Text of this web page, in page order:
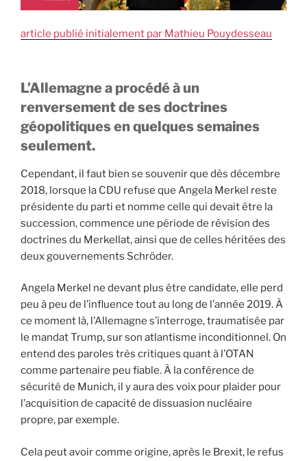
article publié initialement par Mathieu Pouydesseau
L’Allemagne a procédé à un
renversement de ses doctrines
géopolitiques en quelques semaines
seulement.
Cependant, il faut bien se souvenir que dès décembre
2018, lorsque la CDU refuse que Angela Merkel reste
présidente du parti et nomme celle qui devait être la
succession, commence une période de révision des
doctrines du Merkellat, ainsi que de celles héritées des
deux gouvernements Schröder.
Angela Merkel ne devant plus être candidate, elle perd
peu à peu de l’influence tout au long de l’année 2019. À
ce moment là, l’Allemagne s’interroge, traumatisée par
le mandat Trump, sur son atlantisme inconditionnel. On
entend des paroles très critiques quant à l’OTAN
comme partenaire peu fiable. À la conférence de
sécurité de Munich, il y aura des voix pour plaider pour
l’acquisition de capacité de dissuasion nucléaire
propre, par exemple.
Cela peut avoir comme origine, après le Brexit, le refus